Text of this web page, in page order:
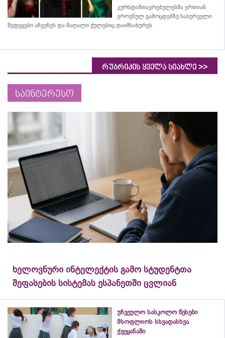
კურსდამთავრებულებმა ერთიან
ეროვნულ გამოცდებზე სასურველი
შედეგები აჩვენეს და მაღალი ქულებიც დაიმსახურეს
რუბრიკის ყველა სიახლე >>
საინტერესო
ხელოვნური ინტელექტის გამო სტუდენტთა
შეფასების სისტემას ესპანეთში ცვლიან
უჩვეულო სასკოლო წესები
მსოფლიოს სხვადასხვა
ქვეყანაში